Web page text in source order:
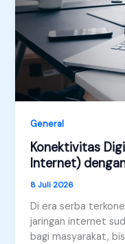
General
Konektivitas
Internet)
8 Juli 2026
Di era serba
jaringan internet
bagi masyarakat,